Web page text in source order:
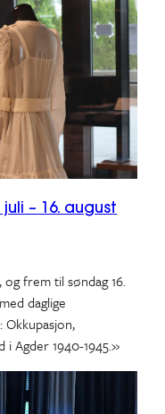
– 16. august
og frem til søndag 16.
daglige
i Agder 1940-1945.»